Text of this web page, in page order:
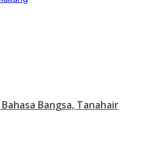
Bangsa, Tanahair